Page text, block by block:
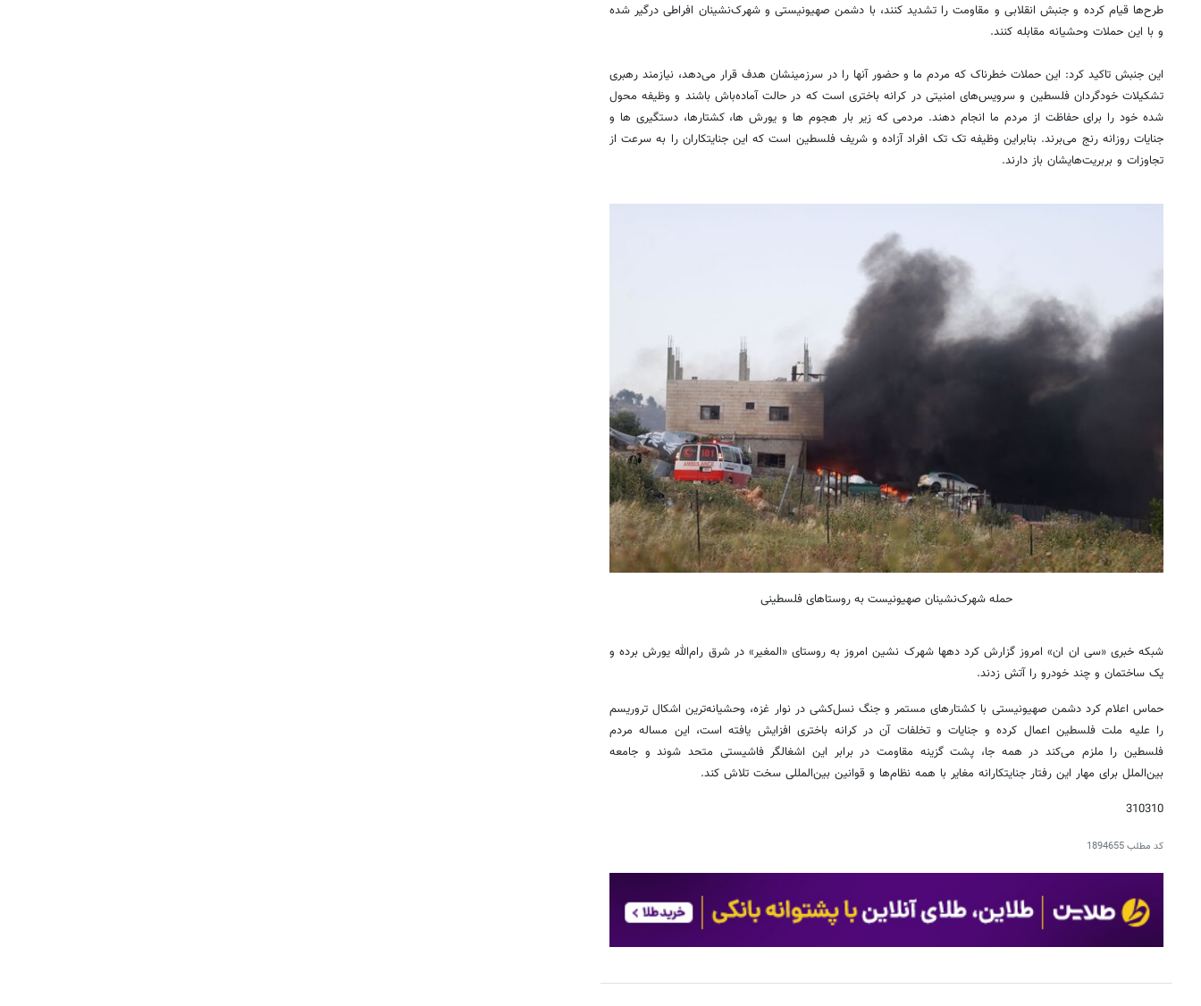
طرح‌ها قیام کرده و جنبش انقلابی و مقاومت را تشدید کنند، با دشمن صهیونیستی و شهرک‌نشینان افراطی درگیر شده
و با این حملات وحشیانه مقابله کنند.
این جنبش تاکید کرد: این حملات خطرناک که مردم ما و حضور آنها را در سرزمینشان هدف قرار می‌دهد، نیازمند رهبری
تشکیلات خودگردان فلسطین و سرویس‌های امنیتی در کرانه باختری است که در حالت آماده‌باش باشند و وظیفه محول
شده خود را برای حفاظت از مردم ما انجام دهند. مردمی که زیر بار هجوم ها و یورش ها، کشتارها، دستگیری ها و
جنایات روزانه رنج می‌برند. بنابراین وظیفه تک تک افراد آزاده و شریف فلسطین است که این جنایتکاران را به سرعت از
تجاوزات و بربریت‌هایشان باز دارند.
حمله شهرک‌نشینان صهیونیست به روستاهای فلسطینی
شبکه خبری «سی ان ان» امروز گزارش کرد دهها شهرک نشین امروز به روستای «المغیر» در شرق رام‌الله یورش برده و
یک ساختمان و چند خودرو را آتش زدند.
حماس اعلام کرد دشمن صهیونیستی با کشتارهای مستمر و جنگ نسل‌کشی در نوار غزه، وحشیانه‌ترین اشکال تروریسم
را علیه ملت فلسطین اعمال کرده و جنایات و تخلفات آن در کرانه باختری افزایش یافته است، این مساله مردم
فلسطین را ملزم می‌کند در همه جا، پشت گزینه مقاومت در برابر این اشغالگر فاشیستی متحد شوند و جامعه
بین‌الملل برای مهار این رفتار جنایتکارانه مغایر با همه نظام‌ها و قوانین بین‌المللی سخت تلاش کند.
310310
کد مطلب1894655